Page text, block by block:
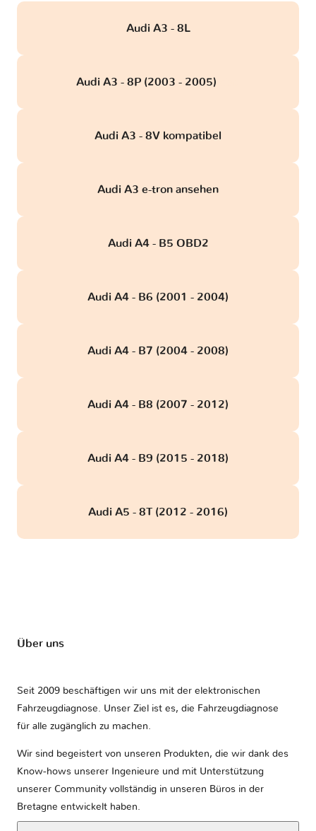
Audi A3 - 8L
Audi A3 - 8P (2003 - 2005)
Audi A3 - 8V kompatibel
Audi A3 e-tron ansehen
Audi A4 - B5 OBD2
Audi A4 - B6 (2001 - 2004)
Audi A4 - B7 (2004 - 2008)
Audi A4 - B8 (2007 - 2012)
Audi A4 - B9 (2015 - 2018)
Audi A5 - 8T (2012 - 2016)
Über uns
Seit 2009 beschäftigen wir uns mit der elektronischen
Fahrzeugdiagnose. Unser Ziel ist es, die Fahrzeugdiagnose
für alle zugänglich zu machen.
Wir sind begeistert von unseren Produkten, die wir dank des
Know-hows unserer Ingenieure und mit Unterstützung
unserer Community vollständig in unseren Büros in der
Bretagne entwickelt haben.